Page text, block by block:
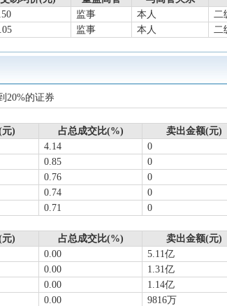
股股东中国东方资产管理股份有限公司通知,中华
至中央汇金投资有限责任公司。划转完成后,公司
，基本每股收益0.478元
查看详情
原因：非ST、*ST和S证券连续三个交易日内收盘
监事 本人
二
监事 本人 二
20%的证券
) 占总成交比(%) 卖出金额(元)
4.14 0
0.85 0
0.76 0
0.74 0
0.71 0
) 占总成交比(%) 卖出金额(元)
0.00 5.11亿
0.00 1.31亿
0.00 1.14亿
0.00 9816万